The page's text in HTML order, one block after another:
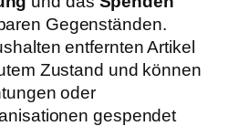
Gegenständen.
entfernten Artikel
Zustand und können
oder
gespendet